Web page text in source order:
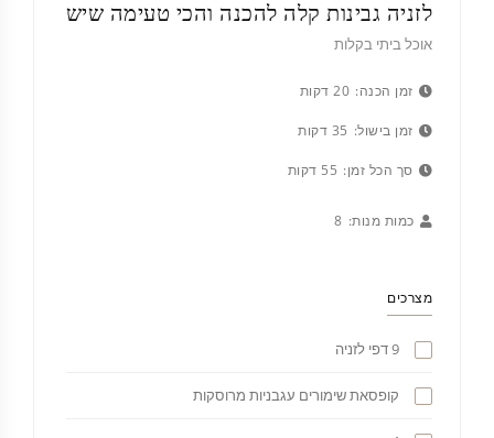
לזניה גבינות קלה להכנה והכי טעימה שיש
אוכל ביתי בקלות
זמן הכנה: 20 דקות
זמן בישול: 35 דקות
סך הכל זמן: 55 דקות
כמות מנות: 8
מצרכים
9 דפי לזניה
קופסאת שימורים עגבניות מרוסקות